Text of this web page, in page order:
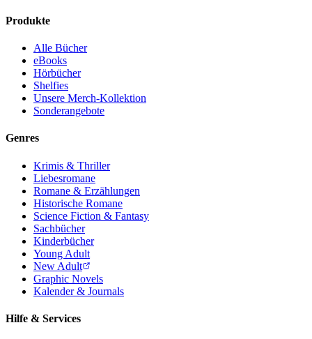
Produkte
Alle Bücher
eBooks
Hörbücher
Shelfies
Unsere Merch-Kollektion
Sonderangebote
Genres
Krimis & Thriller
Liebesromane
Romane & Erzählungen
Historische Romane
Science Fiction & Fantasy
Sachbücher
Kinderbücher
Young Adult
New Adult
Graphic Novels
Kalender & Journals
Hilfe & Services